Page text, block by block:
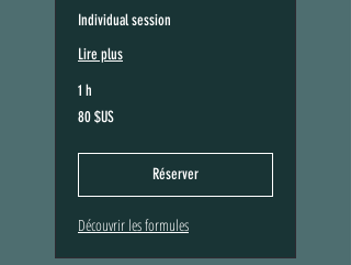
Individual session
Lire plus
1 h
80
dollars
80 $US
Réserver
Découvrir les formules